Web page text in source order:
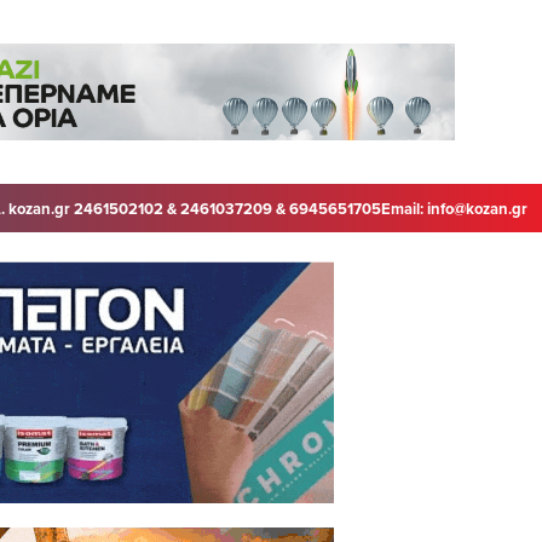
kozan.gr 2461502102 & 2461037209 & 6945651705Email:info@kozan.gr